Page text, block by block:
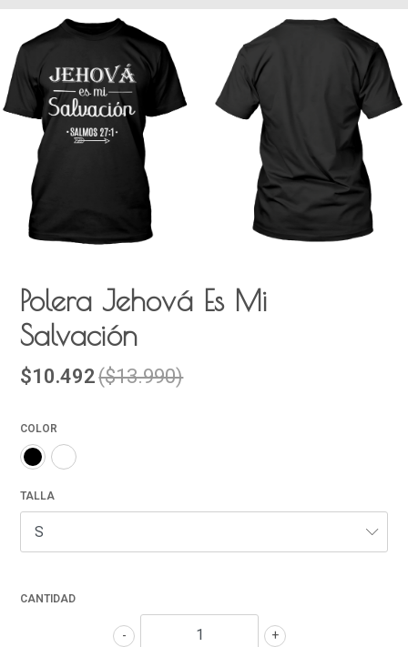
Polera Jehová Es Mi
Salvación
$10.492($13.990)
COLOR
TALLA
CANTIDAD
+
-